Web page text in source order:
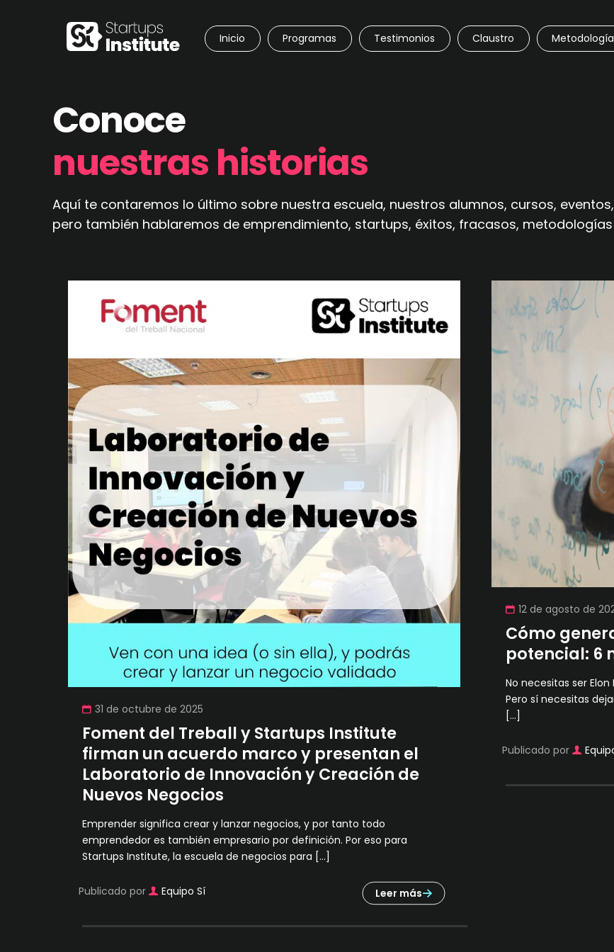
Inicio Programas Testimonios Claustro Metodología
Conoce
nuestras historias
Aquí te contaremos lo último sobre nuestra escuela, nuestros alumnos, cursos, eventos,
pero también hablaremos de emprendimiento, startups, éxitos, fracasos, metodologías
31 de octubre de 2025
Foment del Treball y Startups Institute
firman un acuerdo marco y presentan el
Laboratorio de Innovación y Creación de
Nuevos Negocios
Emprender significa crear y lanzar negocios, y por tanto todo
emprendedor es también empresario por definición. Por eso para
Startups Institute, la escuela de negocios para […]
Publicado por Equipo Sí Leer más
12 de agosto de
Cómo
potencial: 6
No necesitas ser
Pero sí necesitas
[…]
Publicado por